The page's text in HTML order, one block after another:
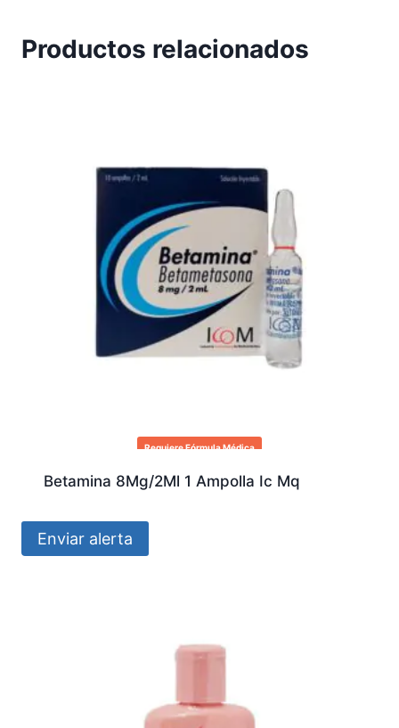
Productos relacionados
Requiere Fórmula Médica
Betamina 8Mg/2Ml 1 Ampolla Ic Mq
Enviar alerta